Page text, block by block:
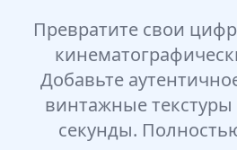
Превратите свои
Добавьте
винтажные
секунды.